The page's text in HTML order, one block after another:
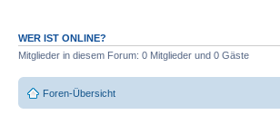
WER IST ONLINE?
Mitglieder in diesem Forum: 0 Mitglieder und 0 Gäste
Foren-Übersicht